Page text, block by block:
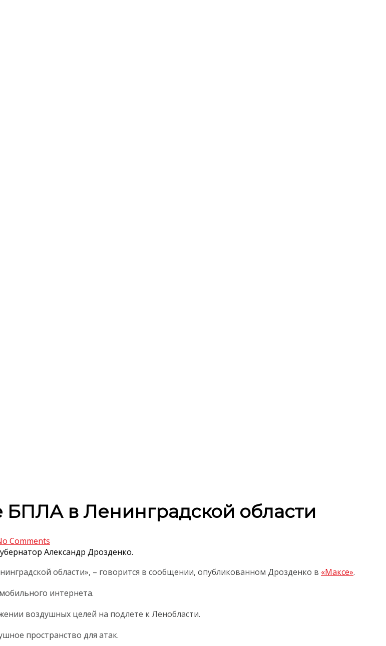
БПЛА в Ленинградской области
Comments
Александр Дрозденко.
области», – говорится в сообщении, опубликованном Дрозденко в «Максе».
интернета.
воздушных целей на подлете к Ленобласти.
пространство для атак.